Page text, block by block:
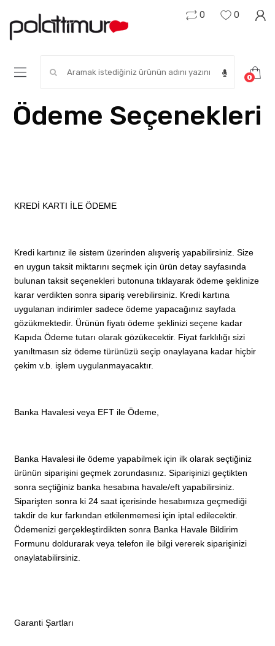
0
0
0
Ödeme Seçenekleri
KREDİ KARTI İLE ÖDEME
Kredi kartınız ile sistem üzerinden alışveriş yapabilirsiniz. Size
en uygun taksit miktarını seçmek için ürün detay sayfasında
bulunan taksit seçenekleri butonuna tıklayarak ödeme şeklinize
karar verdikten sonra sipariş verebilirsiniz. Kredi kartına
uygulanan indirimler sadece ödeme yapacağınız sayfada
gözükmektedir. Ürünün fiyatı ödeme şeklinizi seçene kadar
Kapıda Ödeme tutarı olarak gözükecektir. Fiyat farklılığı sizi
yanıltmasın siz ödeme türünüzü seçip onaylayana kadar hiçbir
çekim v.b. işlem uygulanmayacaktır.
Banka Havalesi veya EFT ile Ödeme,
Banka Havalesi ile ödeme yapabilmek için ilk olarak seçtiğiniz
ürünün siparişini geçmek zorundasınız. Siparişinizi geçtikten
sonra seçtiğiniz banka hesabına havale/eft yapabilirsiniz.
Siparişten sonra ki 24 saat içerisinde hesabımıza geçmediği
takdir de kur farkından etkilenmemesi için iptal edilecektir.
Ödemenizi gerçekleştirdikten sonra Banka Havale Bildirim
Formunu doldurarak veya telefon ile bilgi vererek siparişinizi
onaylatabilirsiniz.
Garanti Şartları